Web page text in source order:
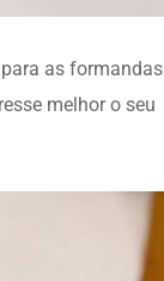
as formandas
melhor o seu